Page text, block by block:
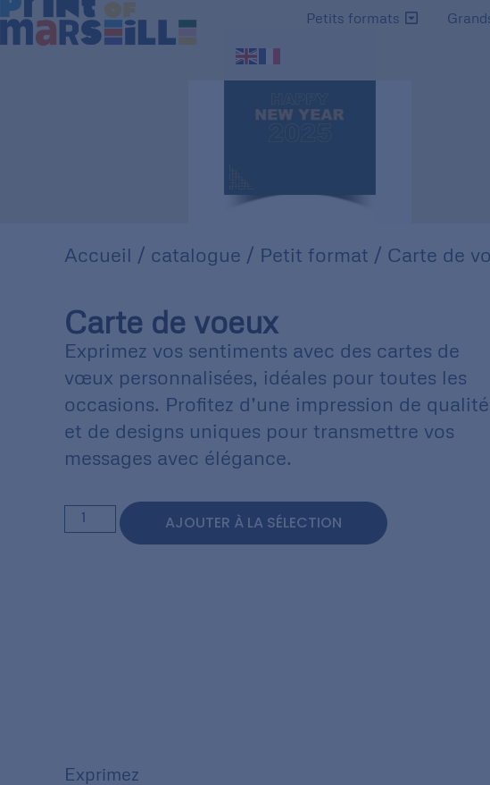
Petits formats
Accueil / catalogue / Petit format / Carte de
Carte de voeux
Exprimez vos sentiments avec des cartes de
vœux personnalisées, idéales pour toutes les
occasions. Profitez d’une impression de qualité
et de designs uniques pour transmettre vos
messages avec élégance.
AJOUTER À LA SÉLECTION
Exprimez